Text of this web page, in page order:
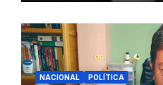
NACIONAL POLÍTICA